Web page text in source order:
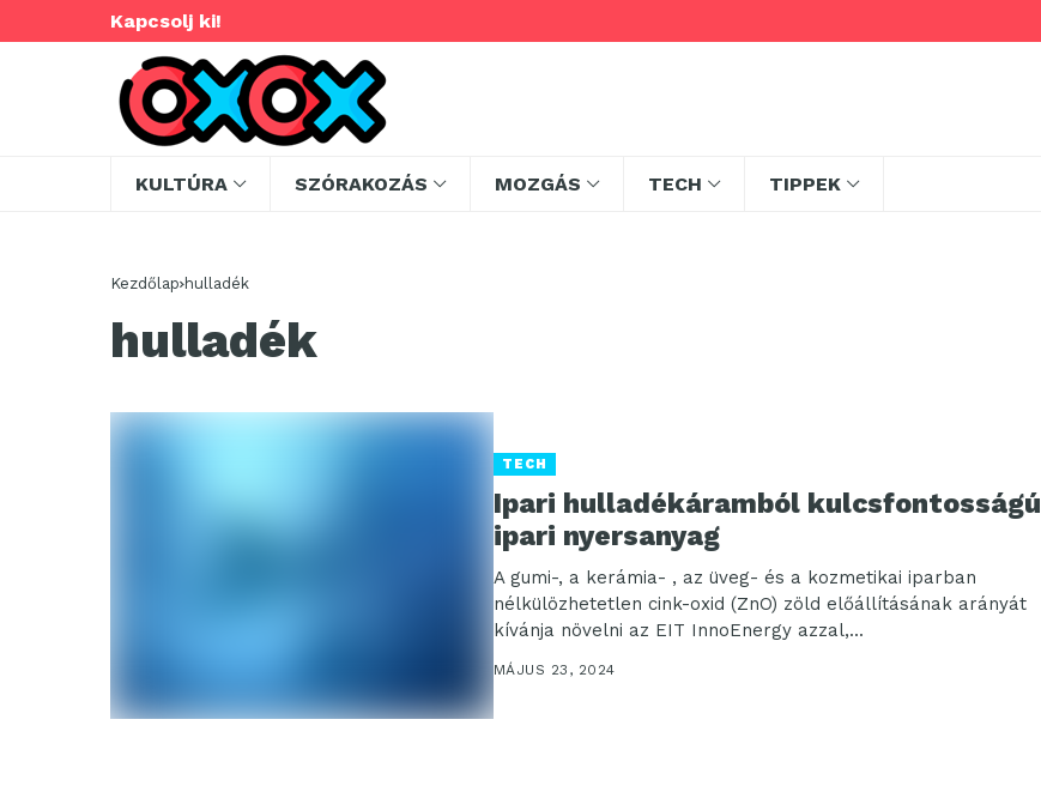
Kapcsolj ki!
KULTÚRA SZÓRAKOZÁS MOZGÁS TECH TIPPEK
Kezdőlap hulladék
hulladék
TECH
Ipari hulladékáramból kulcsfontosságú
ipari nyersanyag
A gumi-, a kerámia- , az üveg- és a kozmetikai iparban
nélkülözhetetlen cink-oxid (ZnO) zöld előállításának arányát
kívánja növelni az EIT InnoEnergy azzal,...
MÁJUS 23, 2024